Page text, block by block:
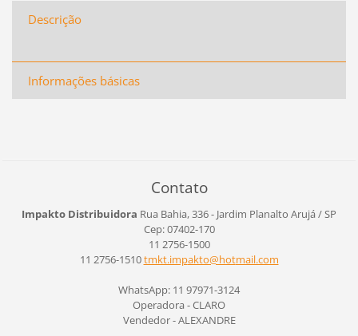
Descrição
Informações básicas
Contato
Impakto Distribuidora Rua Bahia, 336 - Jardim Planalto Arujá / SP
Cep: 07402-170
11 2756-1500
11 2756-1510tmkt.impakto@hotmail.com
WhatsApp: 11 97971-3124
Operadora - CLARO
Vendedor - ALEXANDRE